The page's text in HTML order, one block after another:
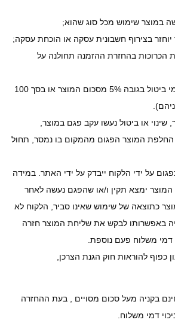
במוצר שימוש מכל סוג שהוא;
יוחזר בצירוף חשבונית עסקה או הוכחת עסקה;
הכרוכות בהחזרת ההזמנה תחולנה על
יגבו דמי ביטול בגובה 5% מסכום המוצר או בסך 100
או ביטול נעשו עקב פגם במוצר,
החלפת המוצר הפגום מהמקום בו נמסר, תחול
על ידי הלקוח ייבדק על ידי האתר. במידה
ימצא תקין ו/או שהפגם נעשה לאחר
כתוצאה של שימוש שאינו סביר, הלקוח לא
באפשרותו לבקש את שליחת המוצר חזרה
דמי משלוח פעם נוספת.
כפוף להוראות חוק הגנת הצרכן,
בקניה מעל סכום מסויים , בעת ההחזרה
דמי משלוח.